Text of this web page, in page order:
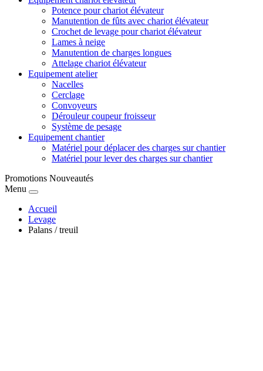
Potence pour chariot élévateur
Manutention de fûts avec chariot élévateur
Crochet de levage pour chariot élévateur
Lames à neige
Manutention de charges longues
Attelage chariot élévateur
Equipement atelier
Nacelles
Cerclage
Convoyeurs
Dérouleur coupeur froisseur
Système de pesage
Equipement chantier
Matériel pour déplacer des charges sur chantier
Matériel pour lever des charges sur chantier
Promotions Nouveautés
Menu
Accueil
Levage
Palans / treuil